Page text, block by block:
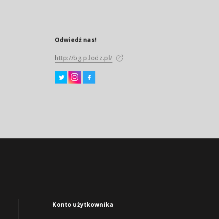
Odwiedź nas!
http://bg.p.lodz.pl/
Konto użytkownika